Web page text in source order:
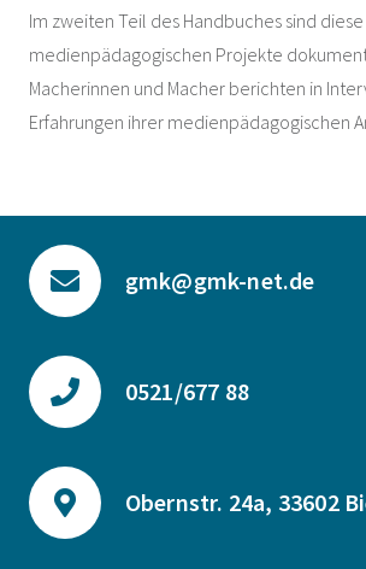
Im zweiten Teil des Handbuches sind
medienpädagogischen Projekte
Macherinnen und Macher berichten in
Erfahrungen ihrer medienpädagogischen
gmk@gmk-net.de
0521/677 88
Obernstr. 24a, 33602